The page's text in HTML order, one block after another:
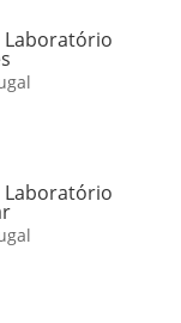
Laboratório
Laboratório